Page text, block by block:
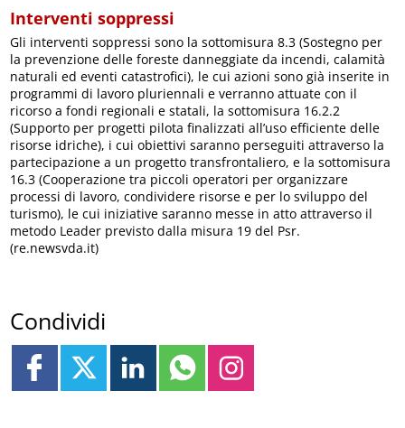
Interventi soppressi
Gli interventi soppressi sono la sottomisura 8.3 (Sostegno per
la prevenzione delle foreste danneggiate da incendi, calamità
naturali ed eventi catastrofici), le cui azioni sono già inserite in
programmi di lavoro pluriennali e verranno attuate con il
ricorso a fondi regionali e statali, la sottomisura 16.2.2
(Supporto per progetti pilota finalizzati all’uso efficiente delle
risorse idriche), i cui obiettivi saranno perseguiti attraverso la
partecipazione a un progetto transfrontaliero, e la sottomisura
16.3 (Cooperazione tra piccoli operatori per organizzare
processi di lavoro, condividere risorse e per lo sviluppo del
turismo), le cui iniziative saranno messe in atto attraverso il
metodo Leader previsto dalla misura 19 del Psr.
(re.newsvda.it)
Condividi